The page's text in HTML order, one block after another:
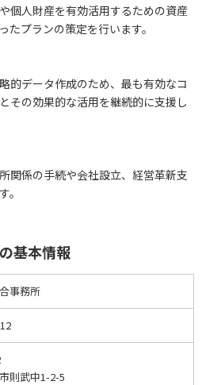
個人財産を有効活用するための資産
プランの策定を行います。
的データ作成のため、最も有効なコ
その効果的な活用を継続的に支援し
関係の手続や会社設立、経営革新支
。
基本情報
事務所
則武中1-2-5